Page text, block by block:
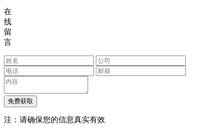
在
线
留
言
注：请确保您的信息真实有效